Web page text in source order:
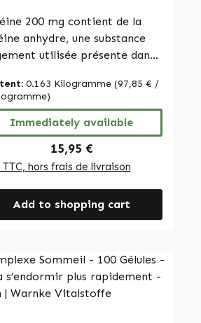
200 mg contient de la
anhydre, une substance
utilisée présente dans
Chaque comprimé
200 mg de caféine,
un dosage précis.
250 comprimés par boîte, le
garantit un
à long terme.
comprimés contiennent de la
microcristalline comme
de charge et des sels de
pour assurer
La forme en
permet une prise et
0.163 Kilogramme (97,85 € /
Immediately available
Regular price:
15,95 €
TTC, hors frais de livraison
Add to shopping cart